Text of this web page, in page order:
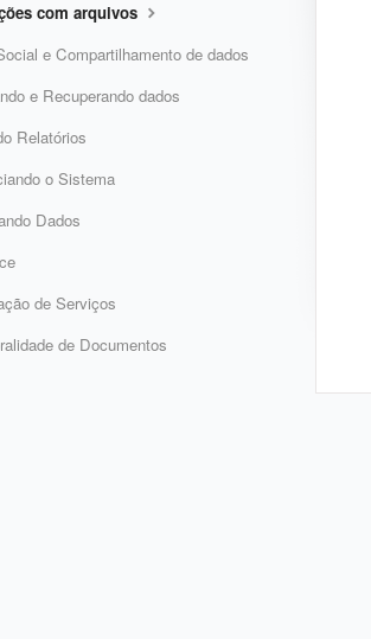
com arquivos
e Compartilhamento de dados
e Recuperando dados
Relatórios
o Sistema
Dados
de Serviços
de Documentos